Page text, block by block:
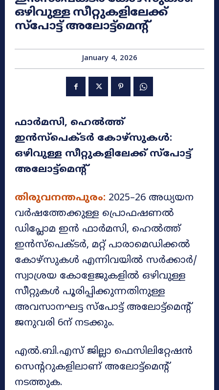
ഒഴിവുള്ള സീറ്റുകളിലേക്ക്
സ്‌പോട്ട് അലോട്ട്‌മെന്റ്
January 4, 2026
ഫാർമസി, ഹെൽത്ത്
ഇൻസ്‌പെക്ടർ കോഴ്‌സുകൾ:
ഒഴിവുള്ള സീറ്റുകളിലേക്ക് സ്‌പോട്ട്
അലോട്ട്‌മെന്റ്
തിരുവനന്തപുരം: 2025–26 അധ്യയന
വർഷത്തേക്കുള്ള പ്രൊഫഷണൽ
ഡിപ്ലോമ ഇൻ ഫാർമസി, ഹെൽത്ത്
ഇൻസ്‌പെക്ടർ, മറ്റ് പാരാമെഡിക്കൽ
കോഴ്‌സുകൾ എന്നിവയിൽ സർക്കാർ/
സ്വാശ്രയ കോളേജുകളിൽ ഒഴിവുള്ള
സീറ്റുകൾ പൂരിപ്പിക്കുന്നതിനുള്ള
അവസാനഘട്ട സ്‌പോട്ട് അലോട്ട്‌മെന്റ്
ജനുവരി 6ന് നടക്കും.
എൽ.ബി.എസ് ജില്ലാ ഫെസിലിറ്റേഷൻ
സെന്ററുകളിലാണ് അലോട്ട്‌മെന്റ്
നടത്തുക.